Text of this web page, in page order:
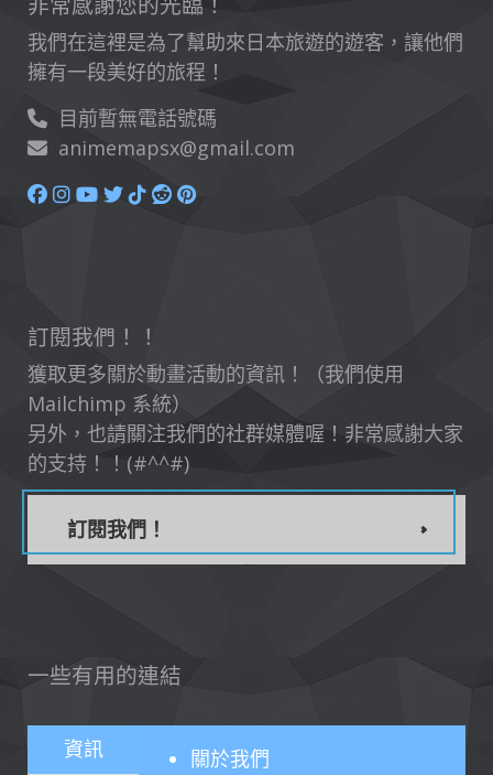
我們在這裡是為了幫助來日本旅遊的遊客，讓他們
擁有一段美好的旅程！
目前暫無電話號碼
animemapsx@gmail.com
訂閱我們！！
獲取更多關於動畫活動的資訊！（我們使用
Mailchimp 系統）
另外，也請關注我們的社群媒體喔！非常感謝大家
的支持！！(#^^#)
訂閱我們！
一些有用的連結
資訊 關於我們